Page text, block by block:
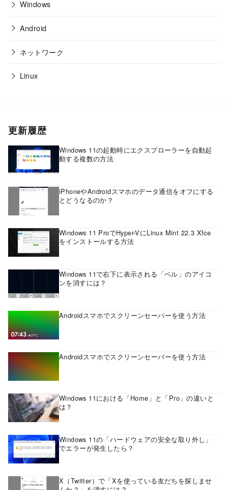
Windows
Android
ネットワーク
Linux
更新履歴
Windows 11の起動時にエクスプローラーを自動起
動する複数の方法
iPhoneやAndroidスマホのデータ通信をオフにする
とどうなるのか？
Windows 11 ProでHyper-VにLinux Mint 22.3 Xfce
をインストールする方法
Windows 11で右下に表示される「ベル」のアイコ
ンを消すには？
Androidスマホでスクリーンセーバーを使う方法
Androidスマホでスクリーンセーバーを使う方法
Windows 11における「Home」と「Pro」の違いと
は？
Windows 11の「ハードウェアの安全な取り外し」
でエラーが発生したら？
X（Twitter）で「Xを使っている友だちを探しませ